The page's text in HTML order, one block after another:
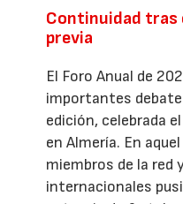
Continuidad tras
previa
El Foro Anual de
importantes
edición, celebrada
en Almería. En
miembros de la red
internacionales